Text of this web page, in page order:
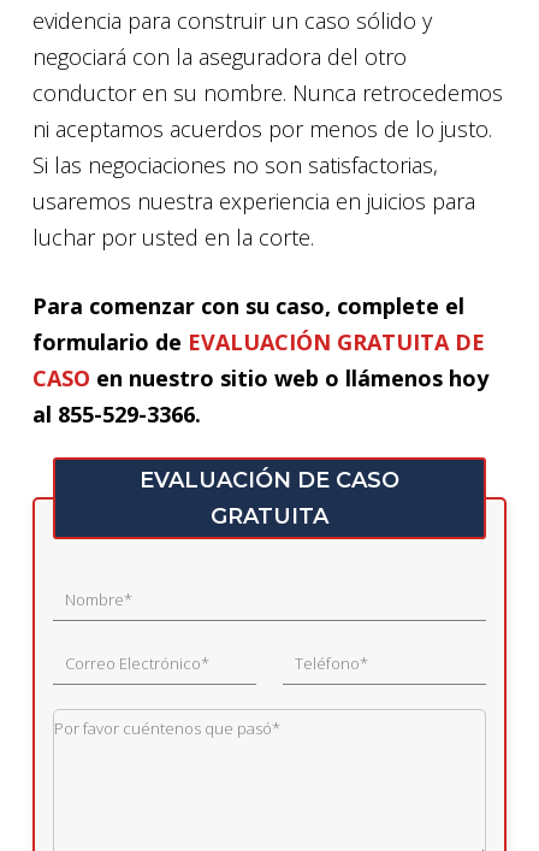
evidencia para construir un caso sólido y
negociará con la aseguradora del otro
conductor en su nombre. Nunca retrocedemos
ni aceptamos acuerdos por menos de lo justo.
Si las negociaciones no son satisfactorias,
usaremos nuestra experiencia en juicios para
luchar por usted en la corte.
Para comenzar con su caso, complete el
formulario de EVALUACIÓN GRATUITA DE
CASO en nuestro sitio web o llámenos hoy
al 855-529-3366.
EVALUACIÓN DE CASO
GRATUITA